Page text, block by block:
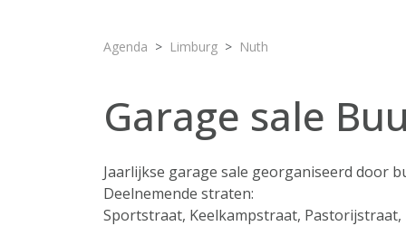
Agenda Limburg Nuth
Garage sale
Jaarlijkse garage sale georganiseerd door
Deelnemende straten:
Sportstraat, Keelkampstraat,